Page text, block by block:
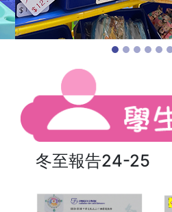
冬至報告24-25